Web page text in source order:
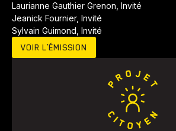
Laurianne Gauthier Grenon, Invité
Jeanick Fournier, Invité
Sylvain Guimond, Invité
VOIR L’ÉMISSION